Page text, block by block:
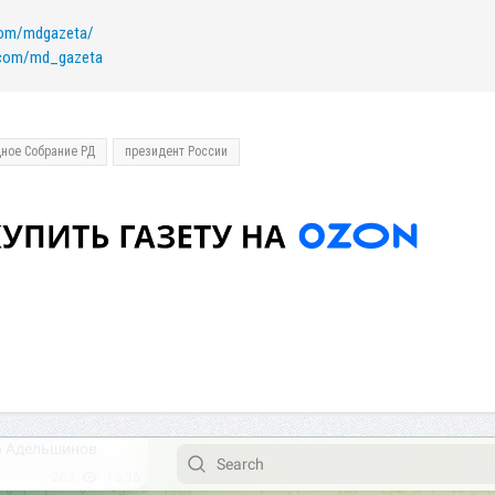
mdgazeta/
md_gazeta
Собрание РД президент России